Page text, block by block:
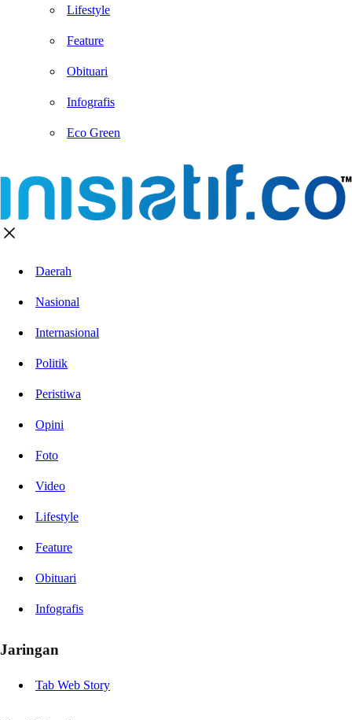
Lifestyle
Feature
Obituari
Infografis
Eco Green
Daerah
Nasional
Internasional
Politik
Peristiwa
Opini
Foto
Video
Lifestyle
Feature
Obituari
Infografis
Jaringan
Tab Web Story